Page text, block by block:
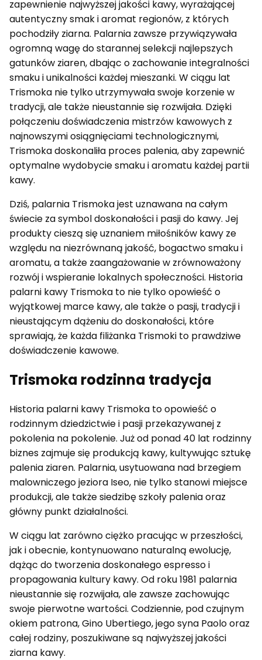
zapewnienie najwyższej jakości kawy, wyrażającej
autentyczny smak i aromat regionów, z których
pochodziły ziarna. Palarnia zawsze przywiązywała
ogromną wagę do starannej selekcji najlepszych
gatunków ziaren, dbając o zachowanie integralności
smaku i unikalności każdej mieszanki. W ciągu lat
Trismoka nie tylko utrzymywała swoje korzenie w
tradycji, ale także nieustannie się rozwijała. Dzięki
połączeniu doświadczenia mistrzów kawowych z
najnowszymi osiągnięciami technologicznymi,
Trismoka doskonaliła proces palenia, aby zapewnić
optymalne wydobycie smaku i aromatu każdej partii
kawy.
Dziś, palarnia Trismoka jest uznawana na całym
świecie za symbol doskonałości i pasji do kawy. Jej
produkty cieszą się uznaniem miłośników kawy ze
względu na niezrównaną jakość, bogactwo smaku i
aromatu, a także zaangażowanie w zrównoważony
rozwój i wspieranie lokalnych społeczności. Historia
palarni kawy Trismoka to nie tylko opowieść o
wyjątkowej marce kawy, ale także o pasji, tradycji i
nieustającym dążeniu do doskonałości, które
sprawiają, że każda filiżanka Trismoki to prawdziwe
doświadczenie kawowe.
Trismoka rodzinna tradycja
Historia palarni kawy Trismoka to opowieść o
rodzinnym dziedzictwie i pasji przekazywanej z
pokolenia na pokolenie. Już od ponad 40 lat rodzinny
biznes zajmuje się produkcją kawy, kultywując sztukę
palenia ziaren. Palarnia, usytuowana nad brzegiem
malowniczego jeziora Iseo, nie tylko stanowi miejsce
produkcji, ale także siedzibę szkoły palenia oraz
główny punkt działalności.
W ciągu lat zarówno ciężko pracując w przeszłości,
jak i obecnie, kontynuowano naturalną ewolucję,
dążąc do tworzenia doskonałego espresso i
propagowania kultury kawy. Od roku 1981 palarnia
nieustannie się rozwijała, ale zawsze zachowując
swoje pierwotne wartości. Codziennie, pod czujnym
okiem patrona, Gino Ubertiego, jego syna Paolo oraz
całej rodziny, poszukiwane są najwyższej jakości
ziarna kawy.